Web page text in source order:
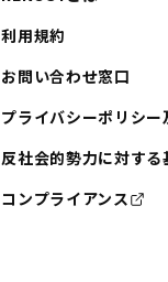
利用規約
お問い合わせ窓口
プライバシーポリシ
反社会的勢力に対する
コンプライアンス